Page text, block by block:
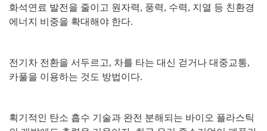
화석연료 발전을 줄이고 원자력, 풍력, 수력, 지열 등 친환경
에너지 비중을 확대해야 한다.
전기차 전환을 서두르고, 차를 타는 대신 걷거나 대중교통,
카풀을 이용하는 것도 방법이다.
획기적인 탄소 흡수 기술과 완전 분해되는 바이오 플라스틱